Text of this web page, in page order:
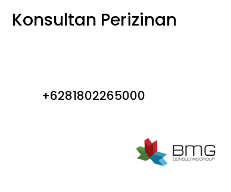
Konsultan Perizinan
+6281802265000